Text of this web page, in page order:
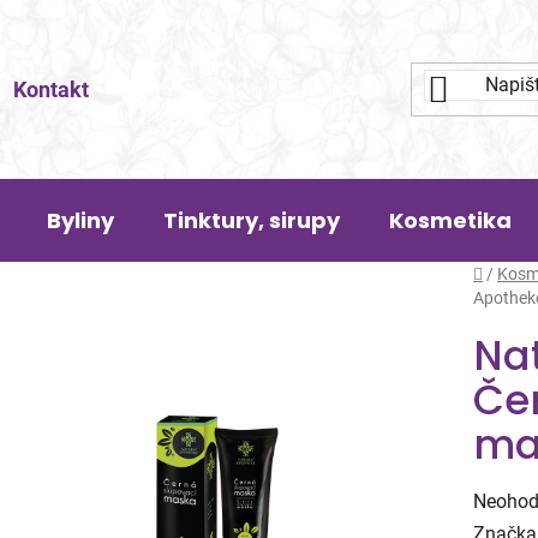
Kontakt
Byliny Tinktury, sirupy Kosmetika
Domů
/